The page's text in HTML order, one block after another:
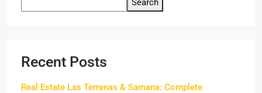
Search
Recent Posts
Real Estate Las Terrenas & Samana: Complete